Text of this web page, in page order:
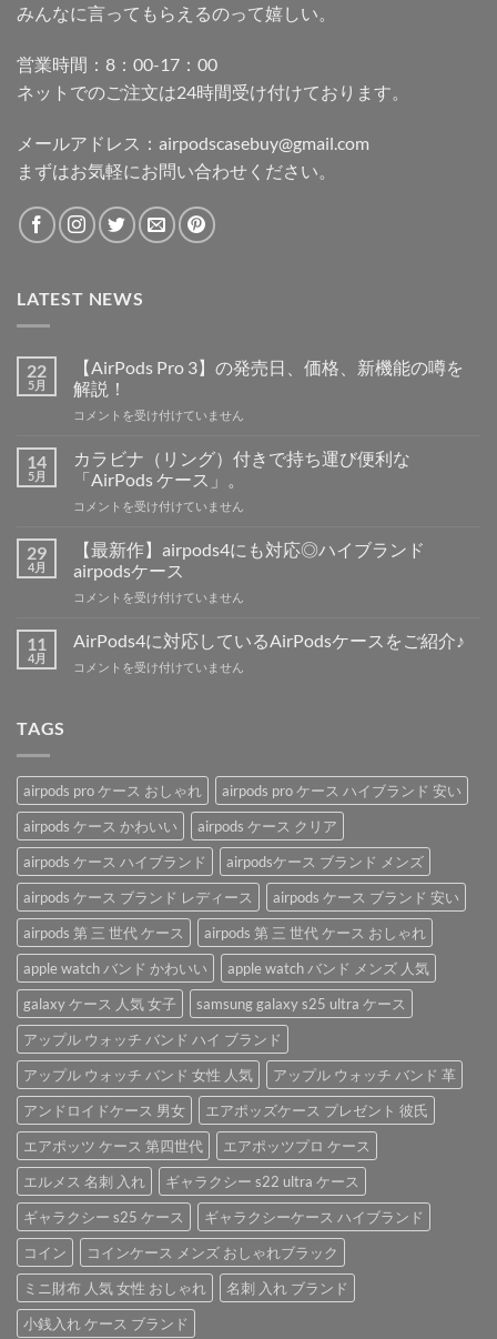
みんなに言ってもらえるのって嬉しい。
営業時間：8：00-17：00
ネットでのご注文は24時間受け付けております。
メールアドレス： airpodscasebuy@gmail.com
まずはお気軽にお問い合わせください。
LATEST NEWS
22
5月
【AirPods Pro 3】の発売日、価格、新機能の噂を
解説！
【AirPods
3】
の
売
格、
機
の
を
コメントを受け付けていません
14
5月
カラビナ（リング）付きで持ち運び便利な
「AirPods ケース」。
カ
（リ
ン
付
で
利
な
「AirPods
ケ
ー
ス」。
は
コメントを受け付けていません
29
4月
【最新作】airpods4にも対応◎ハイブランド
airpodsケース
【最
作】
airpods4
に
ブ
ラ
ン
ド
airpods
ケ
ー
ス
は
コメントを受け付けていません
11
4月
AirPods4に対応しているAirPodsケースをご紹介♪
AirPods4
い
る
AirPods
ケ
ー
ス
を
ご
紹
介
♪
は
コメントを受け付けていません
TAGS
airpods pro ケース おしゃれ
airpods pro ケース ハイブランド 安い
airpods ケース かわいい
airpods ケース クリア
airpods ケース ハイブランド
airpodsケース ブランド メンズ
airpods ケース ブランド レディース
airpods ケース ブランド 安い
airpods 第 三 世代 ケース
airpods 第 三 世代 ケース おしゃれ
apple watch バンド かわいい
apple watch バンド メンズ 人気
galaxy ケース 人気 女子
samsung galaxy s25 ultra ケース
アップル ウォッチ バンド ハイ ブランド
アップル ウォッチ バンド 女性 人気
アップル ウォッチ バンド 革
アンドロイドケース 男女
エアポッズケース プレゼント 彼氏
エアポッツ ケース 第四世代
エアポッツプロ ケース
エルメス 名刺 入れ
ギャラクシー s22 ultra ケース
ギャラクシー s25 ケース
ギャラクシーケース ハイブランド
コイン
コインケース メンズ おしゃれブラック
ミニ財布 人気 女性 おしゃれ
名刺 入れ ブランド
小銭入れ ケース ブランド